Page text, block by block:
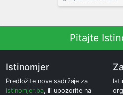
Pitajte
Istinomjer
Predložite nove sadržaje za
istinomjer.ba, ili upozorite na